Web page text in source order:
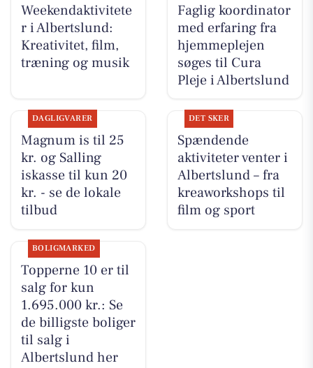
Weekendaktivitete
r i Albertslund:
Kreativitet, film,
træning og musik
Faglig koordinator
med erfaring fra
hjemmeplejen
søges til Cura
Pleje i Albertslund
DAGLIGVARER
Magnum is til 25
kr. og Salling
iskasse til kun 20
kr. - se de lokale
tilbud
DET SKER
Spændende
aktiviteter venter i
Albertslund – fra
kreaworkshops til
film og sport
BOLIGMARKED
Topperne 10 er til
salg for kun
1.695.000 kr.: Se
de billigste boliger
til salg i
Albertslund her